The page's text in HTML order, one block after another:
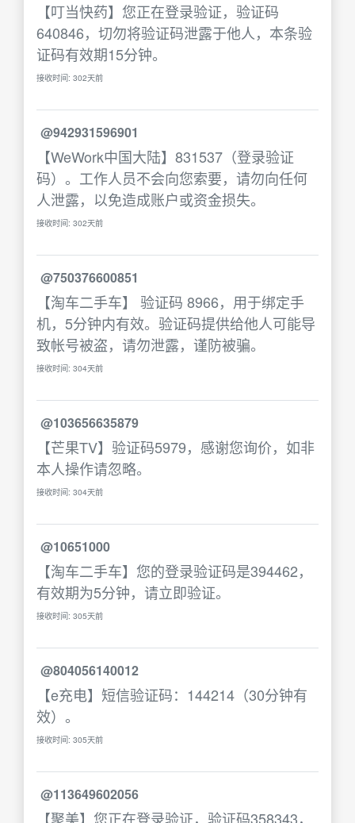
【叮当快药】您正在登录验证，验证码
640846，切勿将验证码泄露于他人，本条验
证码有效期15分钟。
接收时间: 302天前
@942931596901
【WeWork中国大陆】831537（登录验证
码）。工作人员不会向您索要，请勿向任何
人泄露，以免造成账户或资金损失。
接收时间: 302天前
@750376600851
【淘车二手车】 验证码 8966，用于绑定手
机，5分钟内有效。验证码提供给他人可能导
致帐号被盗，请勿泄露，谨防被骗。
接收时间: 304天前
@103656635879
【芒果TV】验证码5979，感谢您询价，如非
本人操作请忽略。
接收时间: 304天前
@10651000
【淘车二手车】您的登录验证码是394462，
有效期为5分钟，请立即验证。
接收时间: 305天前
@804056140012
【e充电】短信验证码：144214（30分钟有
效）。
接收时间: 305天前
@113649602056
【聚美】您正在登录验证，验证码358343，